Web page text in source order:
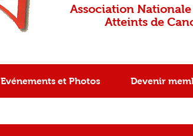
Association Nationale
Atteints de
Evénements et Photos Devenir